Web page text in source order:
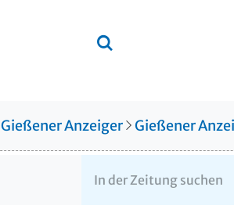
Gießener Anzeiger Gießener